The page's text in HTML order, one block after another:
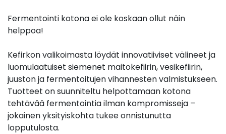
Fermentointi kotona ei ole koskaan ollut näin
helppoa!
Kefirkon valikoimasta löydät innovatiiviset välineet ja
luomulaatuiset siemenet maitokefiirin, vesikefiirin,
juuston ja fermentoitujen vihannesten valmistukseen.
Tuotteet on suunniteltu helpottamaan kotona
tehtävää fermentointia ilman kompromisseja –
jokainen yksityiskohta tukee onnistunutta
lopputulosta.